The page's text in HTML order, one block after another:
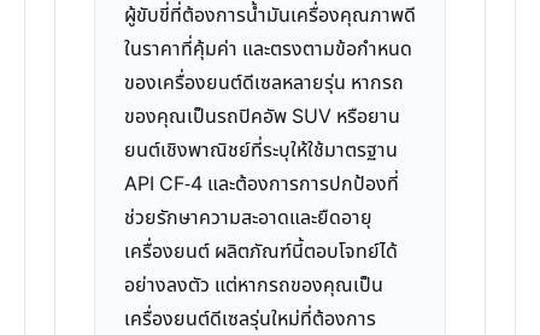
ผู้ขับขี่ที่ต้องการน้ำมันเครื่องคุณภาพดี
ในราคาที่คุ้มค่า และตรงตามข้อกำหนด
ของเครื่องยนต์ดีเซลหลายรุ่น หากรถ
ของคุณเป็นรถปิคอัพ SUV หรือยาน
ยนต์เชิงพาณิชย์ที่ระบุให้ใช้มาตรฐาน
API CF-4 และต้องการการปกป้องที่
ช่วยรักษาความสะอาดและยืดอายุ
เครื่องยนต์ ผลิตภัณฑ์นี้ตอบโจทย์ได้
อย่างลงตัว แต่หากรถของคุณเป็น
เครื่องยนต์ดีเซลรุ่นใหม่ที่ต้องการ